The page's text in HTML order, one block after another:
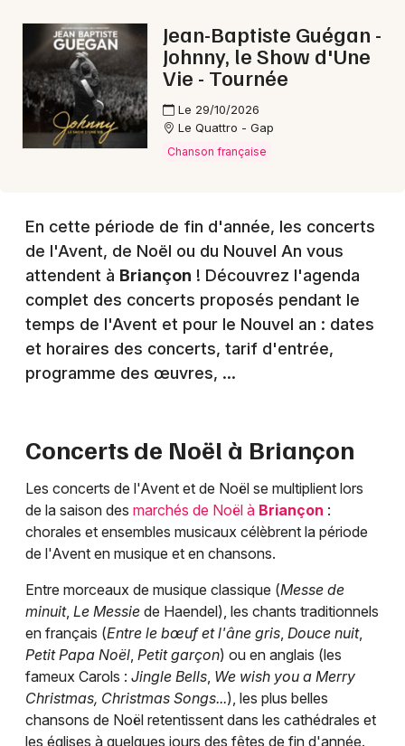
Mon email
Je m'abonne
Jean-Baptiste Guégan -
Johnny, le Show d'Une
Vie - Tournée
Le 29/10/2026
Le Quattro - Gap
Chanson française
En cette période de fin d'année, les concerts
de l'Avent, de Noël ou du Nouvel An vous
attendent à Briançon ! Découvrez l'agenda
complet des concerts proposés pendant le
temps de l'Avent et pour le Nouvel an : dates
et horaires des concerts, tarif d'entrée,
programme des œuvres, ...
Concerts de Noël à Briançon
Les concerts de l'Avent et de Noël se multiplient lors
de la saison des marchés de Noël à Briançon :
chorales et ensembles musicaux célèbrent la période
de l'Avent en musique et en chansons.
Entre morceaux de musique classique (Messe de
minuit, Le Messie de Haendel), les chants traditionnels
en français (Entre le bœuf et l'âne gris, Douce nuit,
Petit Papa Noël, Petit garçon) ou en anglais (les
fameux Carols : Jingle Bells, We wish you a Merry
Christmas, Christmas Songs...), les plus belles
chansons de Noël retentissent dans les cathédrales et
les églises à quelques jours des fêtes de fin d'année.